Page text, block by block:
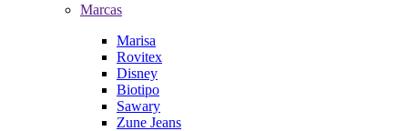
Marcas
Marisa
Rovitex
Disney
Biotipo
Sawary
Zune Jeans